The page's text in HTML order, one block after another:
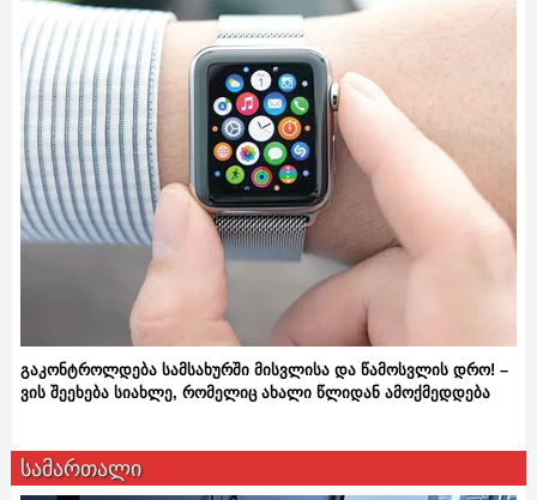
გაკონტროლდება სამსახურში მისვლისა და წამოსვლის დრო! –
ვის შეეხება სიახლე, რომელიც ახალი წლიდან ამოქმედდება
სამართალი